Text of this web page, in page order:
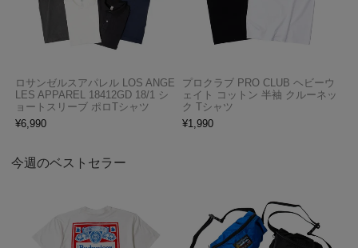
ロサンゼルスアパレル LOS ANGE
LES APPAREL 18412GD 18/1 シ
ョートスリーブ ポロTシャツ
¥6,990
プロクラブ PRO CLUB ヘビーウ
ェイト コットン 半袖 クルーネッ
ク Tシャツ
¥1,990
今週のベストセラー